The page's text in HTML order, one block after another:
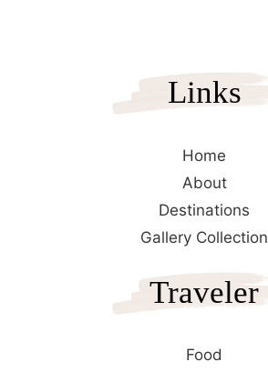
Links
Home
About
Destinations
Gallery Collection
Traveler
Food